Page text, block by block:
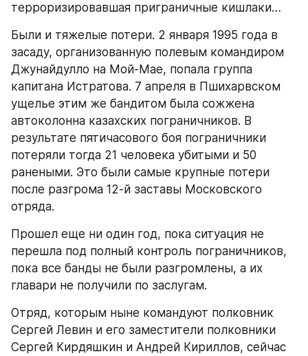
терроризировавшая приграничные кишлаки…
Были и тяжелые потери. 2 января 1995 года в
засаду, организованную полевым командиром
Джунайдулло на Мой-Мае, попала группа
капитана Истратова. 7 апреля в Пшихарвском
ущелье этим же бандитом была сожжена
автоколонна казахских пограничников. В
результате пятичасового боя пограничники
потеряли тогда 21 человека убитыми и 50
ранеными. Это были самые крупные потери
после разгрома 12-й заставы Московского
отряда.
Прошел еще ни один год, пока ситуация не
перешла под полный контроль пограничников,
пока все банды не были разгромлены, а их
главари не получили по заслугам.
Отряд, которым ныне командуют полковник
Сергей Левин и его заместители полковники
Сергей Кирдяшкин и Андрей Кириллов, сейчас